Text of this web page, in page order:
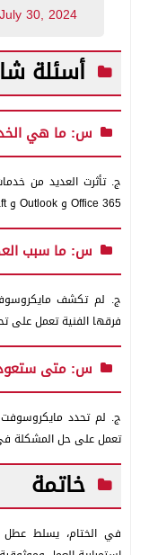
July 30, 2024
أسئلة
س: ما هي
Office 365 و Outlook و Minecraft.
س: ما سبب
ج. لم تكشف
فرقها الفنية تعمل على
س: متى ستعود
ج. لم تحدد مايكروسوفت
تعمل على حل المشكلة
خاتمة
في الختام، يسلط عطل